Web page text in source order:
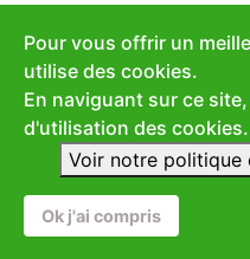
Pour vous offrir un
utilise des cookies.
En naviguant sur ce
d'utilisation des cookies.
Voir notre politique
Ok j'ai compris